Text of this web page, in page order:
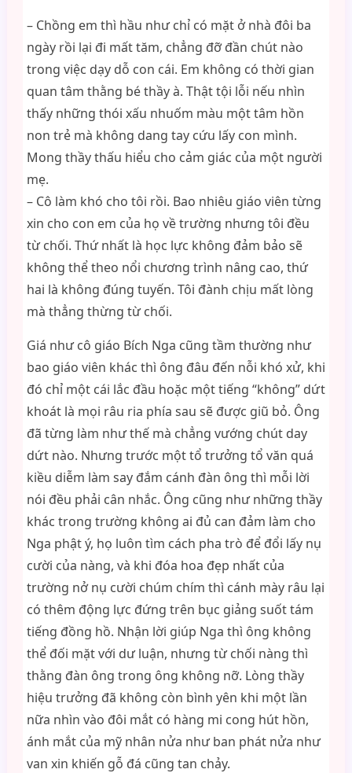
– Chồng em thì hầu như chỉ có mặt ở nhà đôi ba
ngày rồi lại đi mất tăm, chẳng đỡ đần chút nào
trong việc dạy dỗ con cái. Em không có thời gian
quan tâm thằng bé thầy à. Thật tội lỗi nếu nhìn
thấy những thói xấu nhuốm màu một tâm hồn
non trẻ mà không dang tay cứu lấy con mình.
Mong thầy thấu hiểu cho cảm giác của một người
mẹ.
– Cô làm khó cho tôi rồi. Bao nhiêu giáo viên từng
xin cho con em của họ về trường nhưng tôi đều
từ chối. Thứ nhất là học lực không đảm bảo sẽ
không thể theo nổi chương trình nâng cao, thứ
hai là không đúng tuyến. Tôi đành chịu mất lòng
mà thẳng thừng từ chối.
Giá như cô giáo Bích Nga cũng tầm thường như
bao giáo viên khác thì ông đâu đến nỗi khó xử, khi
đó chỉ một cái lắc đầu hoặc một tiếng “không” dứt
khoát là mọi râu ria phía sau sẽ được giũ bỏ. Ông
đã từng làm như thế mà chẳng vướng chút day
dứt nào. Nhưng trước một tổ trưởng tổ văn quá
kiều diễm làm say đắm cánh đàn ông thì mỗi lời
nói đều phải cân nhắc. Ông cũng như những thầy
khác trong trường không ai đủ can đảm làm cho
Nga phật ý, họ luôn tìm cách pha trò để đổi lấy nụ
cười của nàng, và khi đóa hoa đẹp nhất của
trường nở nụ cười chúm chím thì cánh mày râu lại
có thêm động lực đứng trên bục giảng suốt tám
tiếng đồng hồ. Nhận lời giúp Nga thì ông không
thể đối mặt với dư luận, nhưng từ chối nàng thì
thằng đàn ông trong ông không nỡ. Lòng thầy
hiệu trưởng đã không còn bình yên khi một lần
nữa nhìn vào đôi mắt có hàng mi cong hút hồn,
ánh mắt của mỹ nhân nửa như ban phát nửa như
van xin khiến gỗ đá cũng tan chảy.